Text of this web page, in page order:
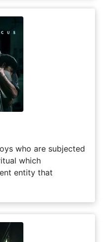
who are subjected
which
entity that